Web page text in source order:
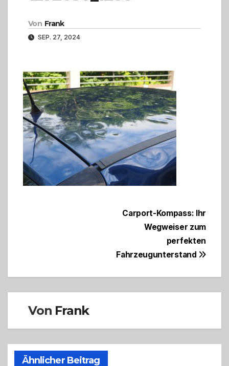
Von Frank
SEP. 27, 2024
Beitragsnavigation
Carport-Kompass: Ihr
Wegweiser zum
perfekten
Fahrzeugunterstand
Von Frank
Ähnlicher Beitrag